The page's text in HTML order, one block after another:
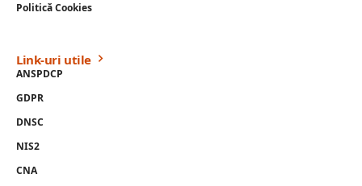
Politică Cookies
Link-uri utile
ANSPDCP
GDPR
DNSC
NIS2
CNA